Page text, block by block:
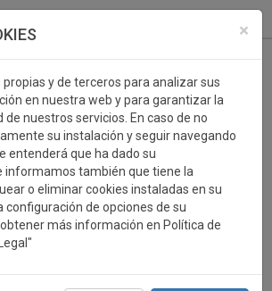
×
y de terceros para analizar sus
en nuestra web y para garantizar la
de nuestros servicios. En caso de no
su instalación y seguir navegando
entenderá que ha dado su
informamos también que tiene la
o eliminar cookies instaladas en su
configuración de opciones de su
más información en Política de
DEPORTIVOS
CAZA/TIRO
intensa competición de caza o de tiro